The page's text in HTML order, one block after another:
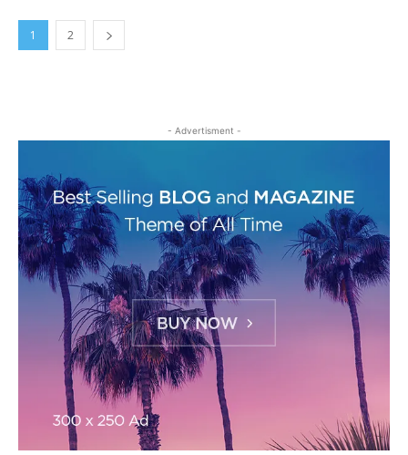
1 2
- Advertisment -